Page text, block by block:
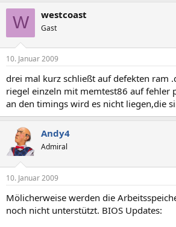
W westcoast
Gast
10. Januar 2009
drei mal kurz schließt auf defekten ram
riegel einzeln mit memtest86 auf fehler
an den timings wird es nicht liegen,die
Andy4
Admiral
10. Januar 2009
Mölicherweise werden die
noch nicht unterstützt. BIOS Updates: